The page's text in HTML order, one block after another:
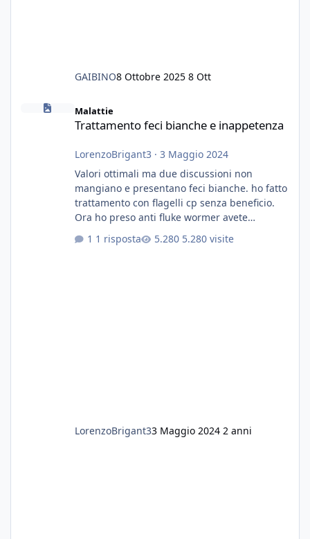
GAIBINO8 Ottobre 2025 8 Ott
Malattie
Trattamento feci bianche e inappetenza
LorenzoBrigant3 · 3 Maggio 2024
Valori ottimali ma due discussioni non
mangiano e presentano feci bianche. ho fatto
trattamento con flagelli cp senza beneficio.
Ora ho preso anti fluke wormer avete
sostanza
1 risposta 5.280 visite
LorenzoBrigant33 Maggio 2024 2 anni